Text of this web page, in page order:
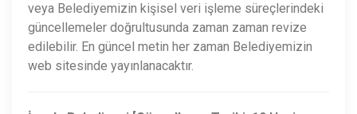
veya Belediyemizin kişisel veri işleme süreçlerindeki
güncellemeler doğrultusunda zaman zaman revize
edilebilir. En güncel metin her zaman Belediyemizin
web sitesinde yayınlanacaktır.